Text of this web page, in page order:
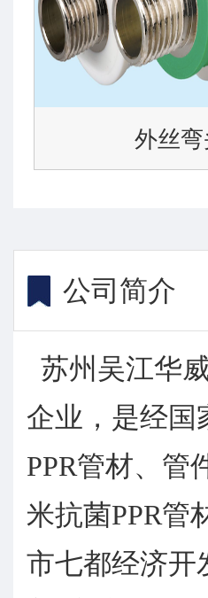
外丝弯
公司简介
苏州吴江华
企业，是经国
PPR管材、管
米抗菌PPR管
市七都经济开